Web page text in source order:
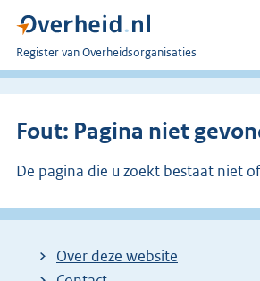
U
bent
Register van Overheidsorganisaties
Fout: Pagina niet
De pagina die u zoekt bestaat niet
Over deze website